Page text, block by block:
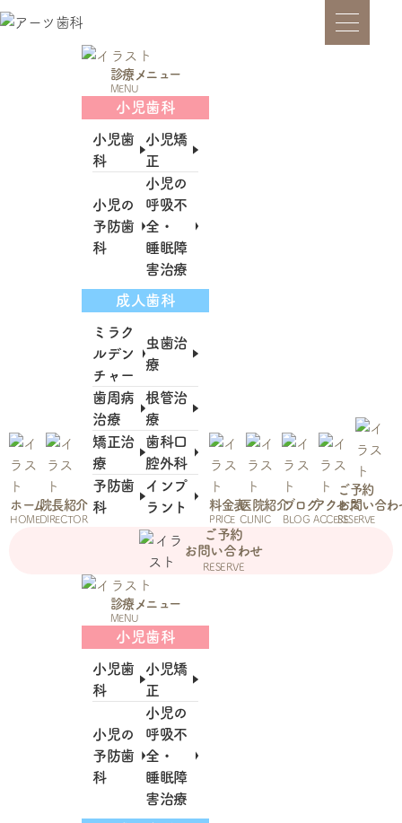
ホーム
HOME
院長紹介
DIRECTOR
診療メニュー
MENU
小児歯科
小児歯
科
小児矯
正
小児の
予防歯
科
小児の
呼吸不
全・
睡眠障
害治療
成人歯科
ミラク
ルデン
チャー
虫歯治
療
歯周病
治療
根管治
療
矯正治
療
歯科口
腔外科
予防歯
科
インプ
ラント
料金表
PRICE
医院紹介
CLINIC
ブログ
BLOG
アクセス
ACCESS
ご予約
お問い合わ
RESERVE
ご予約
お問い合わせ
RESERVE
診療メニュー
MENU
小児歯科
小児歯
科
小児矯
正
小児の
予防歯
科
小児の
呼吸不
全・
睡眠障
害治療